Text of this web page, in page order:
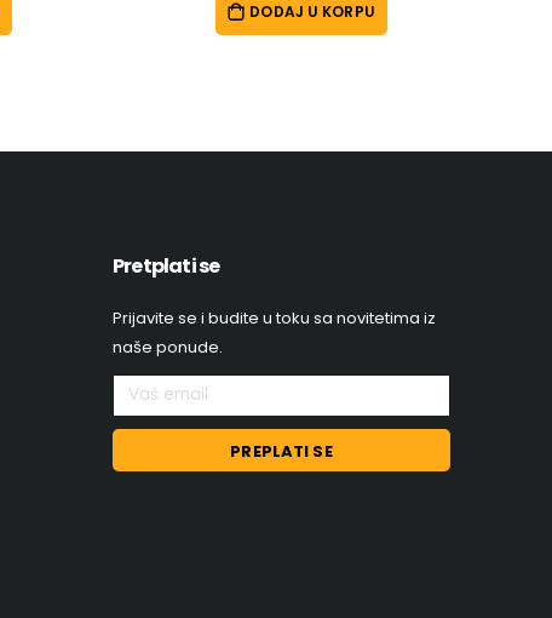
DODAJ U KORPU
Pretplati se
Prijavite se i budite u toku sa novitetima iz
naše ponude.
PREPLATI SE